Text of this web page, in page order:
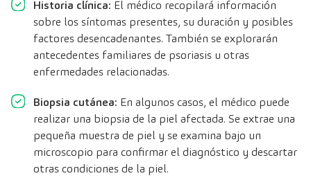
Historia clínica: El médico recopilará información
sobre los síntomas presentes, su duración y posibles
factores desencadenantes. También se explorarán
antecedentes familiares de psoriasis u otras
enfermedades relacionadas.
Biopsia cutánea: En algunos casos, el médico puede
realizar una biopsia de la piel afectada. Se extrae una
pequeña muestra de piel y se examina bajo un
microscopio para confirmar el diagnóstico y descartar
otras condiciones de la piel.